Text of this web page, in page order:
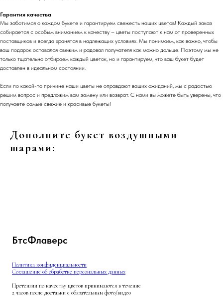
Гарантия качества
Мы заботимся о каждом букете и гарантируем свежесть наших цветов! Каждый заказ
собирается с особым вниманием к качеству – цветы поступают к нам от проверенных
поставщиков и всегда хранятся в надлежащих условиях. Мы понимаем, как важно, чтобы
ваш подарок оставался свежим и радовал получателя как можно дольше. Поэтому мы не
только тщательно отбираем каждый цветок, но и гарантируем, что ваш букет будет
доставлен в идеальном состоянии.
Если по какой-то причине наши цветы не оправдают ваших ожиданий, мы с радостью
решим вопрос и предложим вам замену или возврат. С нами вы можете быть уверены, что
получаете самые свежие и красивые букеты!
Дополните букет воздушными
шарами:
БтсФлаверс
Политика конфиденциальности
Соглашение об обработке персональных данных
Претензии по качеству цветов принимаются в течение
2 часов после доставки с обязательным фото/видео